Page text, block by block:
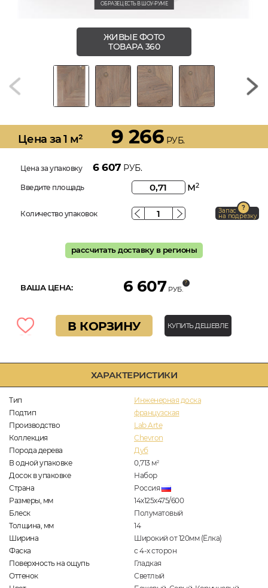
ХАРАКТЕРИСТИКИ
Тип
Инженерная доска
Подтип
французская
Производство
Lab Arte
Коллекция
Chevron
Порода дерева
Дуб
В одной упаковке
0,713 м2
Досок в упаковке
Набор
Страна
Россия
Размеры, мм
14х125х475/600
Блеск
Полуматовый
Толщина, мм
14
Ширина
Широкий от 120мм (Ёлка)
Фаска
с 4-х сторон
Поверхность на ощупь
Гладкая
Оттенок
Светлый
ОБРАЗЕЦ ЕСТЬ В ШОУ-РУМЕ
ЖИВЫЕ ФОТО
ТОВАРА 360
Цена за 1 м² 9 266 РУБ.
Цена за упаковку 6 607 РУБ.
Введите площадь м2
Количество упаковок Запас
на подрезку
рассчитать доставку в регионы
ВАША ЦЕНА: 6 607 РУБ.
В КОРЗИНУ КУПИТЬ ДЕШЕВЛЕ